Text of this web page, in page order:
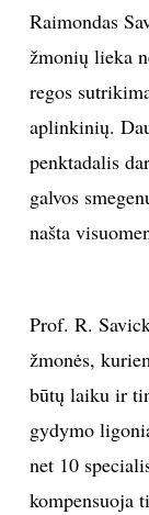
Raimondas
žmonių lieka
regos
aplinkinių.
penktadalis
galvos
našta
Prof. R.
žmonės,
būtų laiku ir
gydymo
net 10
kompensuoja